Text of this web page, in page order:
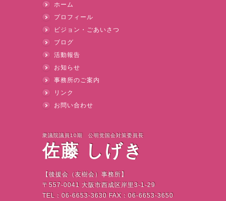
ホーム
プロフィール
ビジョン・ごあいさつ
ブログ
活動報告
お知らせ
事務所のご案内
リンク
お問い合わせ
衆議院議員10期 公明党国会対策委員長
佐藤 しげき
【後援会（友樹会）事務所】
〒 557-0041 大阪市西成区岸里3-1-29
TEL ： 06-6653-3630 FAX ： 06-6653-3650